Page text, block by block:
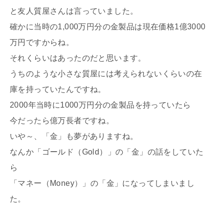
と友人質屋さんは言っていました。
確かに当時の1,000万円分の金製品は現在価格1億3000
万円ですからね。
それくらいはあったのだと思います。
うちのような小さな質屋には考えられないくらいの在
庫を持っていたんですね。
2000年当時に1000万円分の金製品を持っていたら
今だったら億万長者ですね。
いや～、「金」も夢がありますね。
なんか「ゴールド（Gold）」の「金」の話をしていた
ら
「マネー（Money）」の「金」になってしまいまし
た。